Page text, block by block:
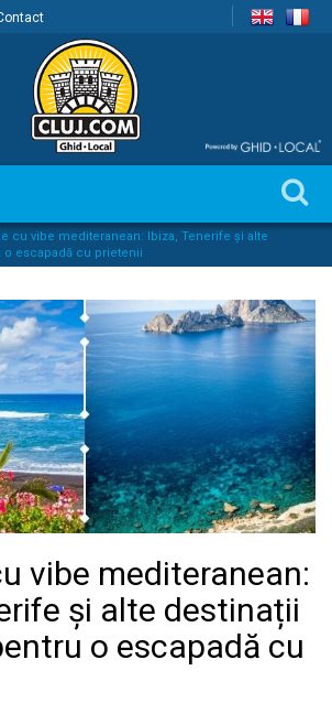
cu vibe mediteranean: Ibiza, Tenerife și alte
escapadă cu prietenii
vibe mediteranean:
și alte destinații
o escapadă cu